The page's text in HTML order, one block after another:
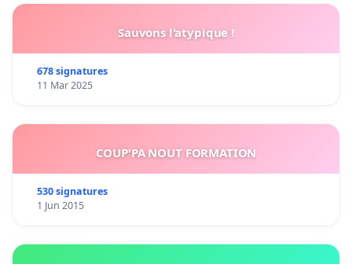
Sauvons l'atypique !
678 signatures
11 Mar 2025
COUP'PA NOUT FORMATION
530 signatures
1 Jun 2015